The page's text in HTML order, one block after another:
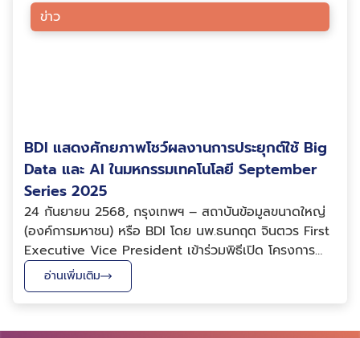
ข่าว
BDI แสดงศักยภาพโชว์ผลงานการประยุกต์ใช้ Big
Data และ AI ในมหกรรมเทคโนโลยี September
Series 2025
24 กันยายน 2568, กรุงเทพฯ – สถาบันข้อมูลขนาดใหญ่
(องค์การมหาชน) หรือ BDI โดย นพ.ธนกฤต จินตวร First
Executive Vice President เข้าร่วมพิธีเปิด โครงการ
September Series 2025 ณ โรงแรมเดอะ เบอร์เคลีย์
โฮเต็ล ประตูน้ำ จัดโดยกระทรวงดิจิทัลเพื่อเศรษฐกิจและ
สังคม (DE) สำนักงานคณะกรรมการดิจิทัลเพื่อเศรษฐกิจ
และ...
อ่านเพิ่มเติม